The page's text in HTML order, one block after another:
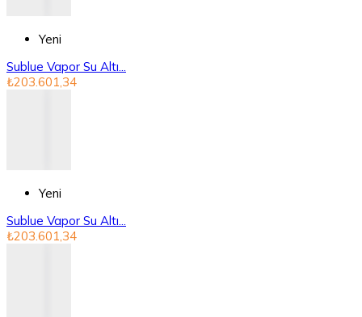
Yeni
Sublue Vapor Su Altı...
₺203.601,34
Yeni
Sublue Vapor Su Altı...
₺203.601,34